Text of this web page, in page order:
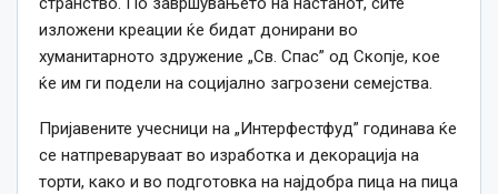
изложени креации ќе бидат донирани во
хуманитарното здружение „Св. Спас” од Скопје, кое
ќе им ги подели на социјално загрозени семејства.
Пријавените учесници на „Интерфестфуд” годинава ќе
се натпреваруваат во изработка и декорација на
торти, како и во подготовка на најдобра пица на пица